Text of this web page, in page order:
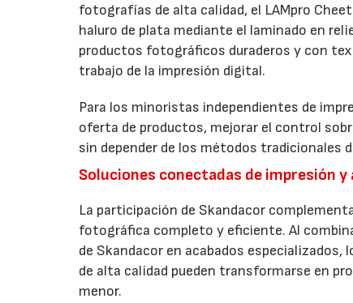
fotografías de alta calidad, el LAMpro
haluro de plata mediante el laminado en
productos fotográficos duraderos y con
trabajo de la impresión digital.
Para los minoristas independientes de
oferta de productos, mejorar el control
sin depender de los métodos tradicionales
Soluciones conectadas de impresión y
La participación de Skandacor
fotográfica completo y eficiente. Al
de Skandacor en acabados
de alta calidad pueden transformarse en
menor.